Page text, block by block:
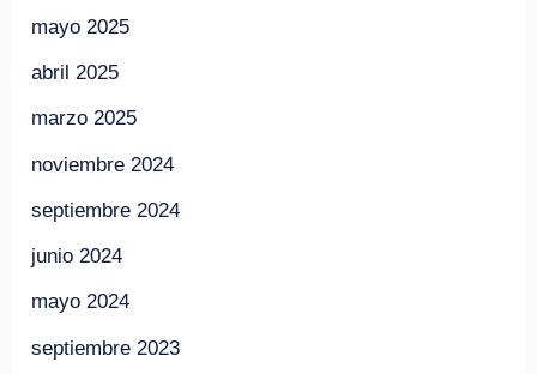
mayo 2025
abril 2025
marzo 2025
noviembre 2024
septiembre 2024
junio 2024
mayo 2024
septiembre 2023